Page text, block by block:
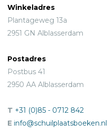
Winkeladres
Plantageweg 13a
2951 GN Alblasserdam
Postadres
Postbus 41
2950 AA Alblasserdam
T +31 (0)85 - 0712 842
E info@schuilplaatsboeken.nl